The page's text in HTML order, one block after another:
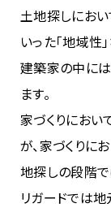
土地探しにお
いった「地域性
建築家の中に
ます。
家づくりにお
が、家づくりに
地探しの段階
リガードでは